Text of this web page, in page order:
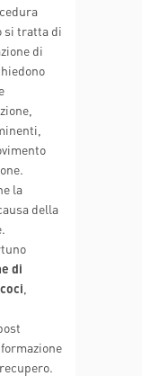
si tratta di
di
la
della
di